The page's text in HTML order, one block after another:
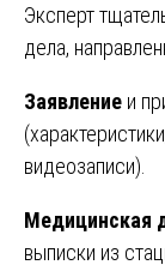
Эксперт
дела,
Заявление и
видеозаписи).
Медицинская
выписки из